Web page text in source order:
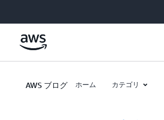
AWS ブログ ホーム カテゴリ